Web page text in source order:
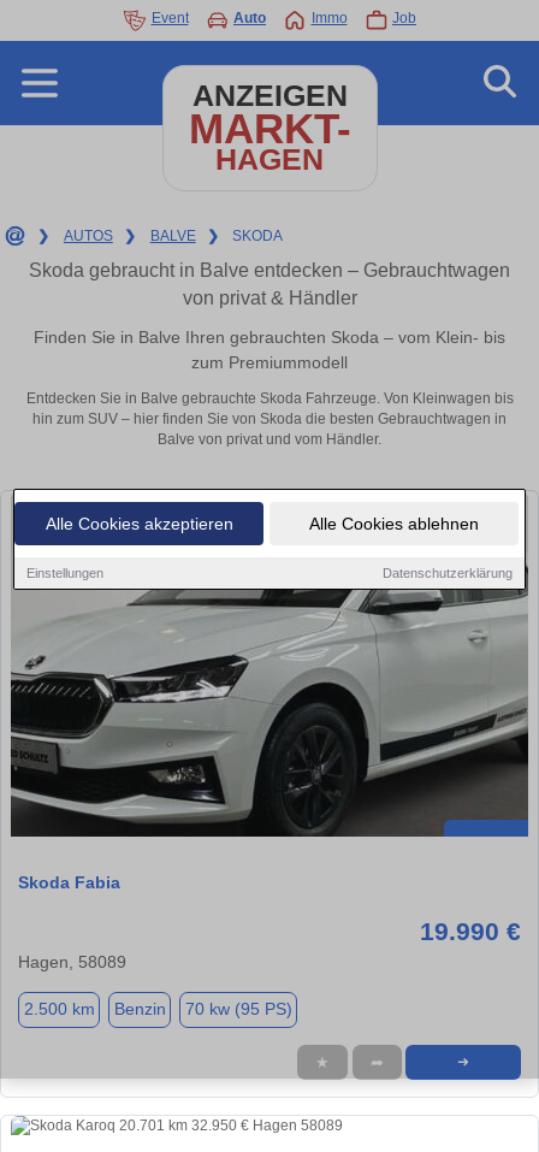
Alle Cookies akzeptieren Alle Cookies ablehnen
Einstellungen Datenschutzerklärung
Event Auto Immo Job
ANZEIGEN
MARKT-
HAGEN
❯ AUTOS ❯ BALVE ❯ SKODA
Skoda gebraucht in Balve entdecken – Gebrauchtwagen
von privat & Händler
Finden Sie in Balve Ihren gebrauchten Skoda – vom Klein- bis
zum Premiummodell
Entdecken Sie in Balve gebrauchte Skoda Fahrzeuge. Von Kleinwagen bis
hin zum SUV – hier finden Sie von Skoda die besten Gebrauchtwagen in
Balve von privat und vom Händler.
Skoda Fabia
19.990 €
Hagen, 58089
2.500 km Benzin 70 kw (95 PS)
★ ➦ ➜